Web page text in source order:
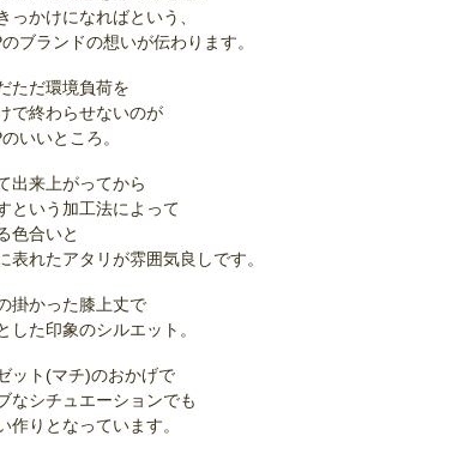
っかけになればという、
ブランドの想いが伝わります。
ただ環境負荷を
で終わらせないのが
いいところ。
出来上がってから
という加工法によって
色合いと
表れたアタリが雰囲気良しです。
掛かった膝上丈で
した印象のシルエット。
ット(マチ)のおかげで
なシチュエーションでも
作りとなっています。